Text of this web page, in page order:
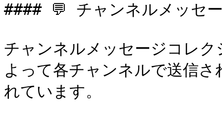
#### 💬 チャンネルメッセ
チャンネルメッセージコレ
よって各チャンネルで送信
れています。